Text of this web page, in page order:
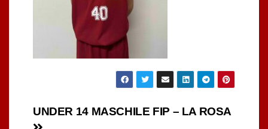
Navigazione
UNDER 14 MASCHILE FIP – LA ROSA